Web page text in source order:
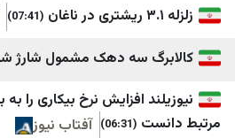
هاشتاغ سوريا
اقتصاد سوريا
كوزال
(07:41)
آفتاب نیوز
سه دهک مشمول شارژ شد (07:36)
افزایش نرخ بیکاری را به بسته شدن
(06:31)
آفتاب نیوز